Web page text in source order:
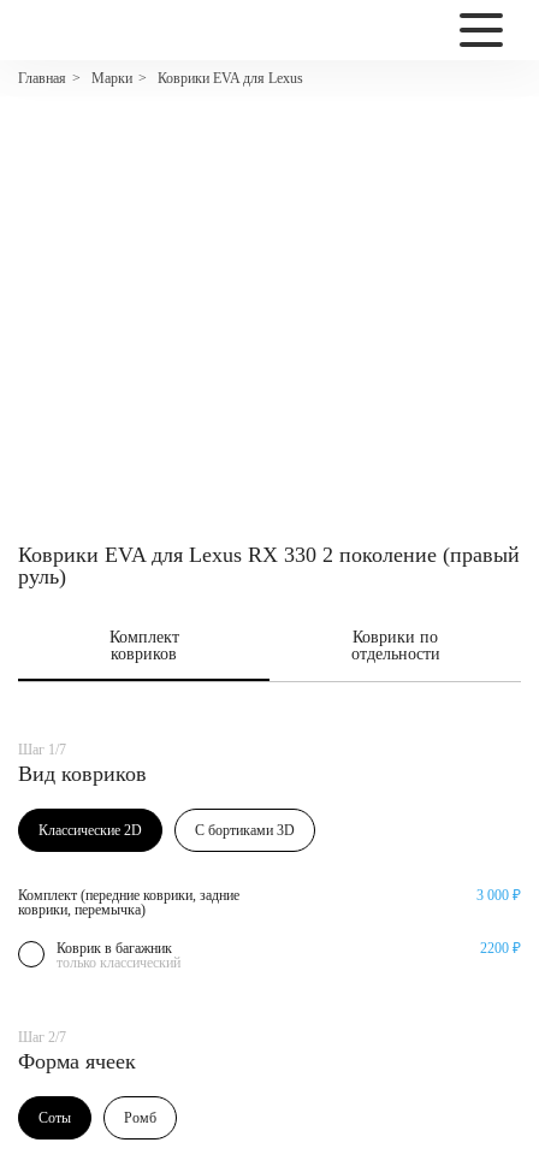
Главная > Марки > Коврики EVA для Lexus
2200
Коврики EVA для Lexus RX 330 2 поколение (правый
руль)
Комплект
ковриков
Коврики по
отдельности
Шаг 1/7
Вид ковриков
Классические 2D С бортиками 3D
Комплект (передние коврики, задние
коврики, перемычка)
3 000 ₽
Коврик в багажник
только классический
2200 ₽
Шаг 2/7
Форма ячеек
Соты Ромб